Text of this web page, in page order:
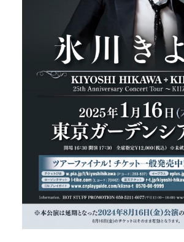
グッズ
ファンクラブ
当サイトに掲載されている内容